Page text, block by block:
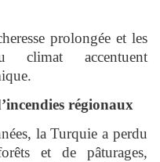
prolongée et les
climat accentuent
régionaux
la Turquie a perdu
et de pâturages,